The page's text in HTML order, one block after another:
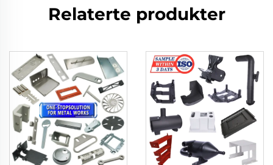
Relaterte produkter